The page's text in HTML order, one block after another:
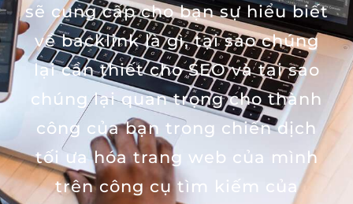
sẽ cung cấp cho bạn sự hiểu biết
về backlink là gì, tại sao chúng
lại cần thiết cho SEO và tại sao
chúng lại quan trọng cho thành
công của bạn trong chiến dịch
tối ưa hóa trang web của mình
trên công cụ tìm kiếm của